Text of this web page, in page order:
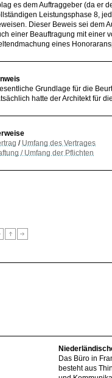
es dem Auftraggeber (da er
Leistungsphase 8,
Dieser Beweis sei dem
einer Beauftragung mit einer
eines
Grundlage für die
hatte der Architekt für
/ Umfang des Vertrages
/ Umfang der Pflichten
Das Büro in
besteht aus